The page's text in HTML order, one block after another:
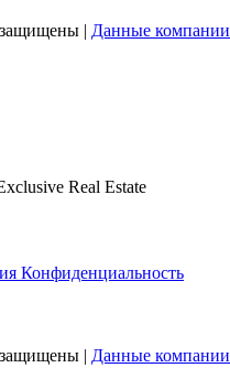
защищены | Данные компании
Real Estate
Конфиденциальность
защищены | Данные компании